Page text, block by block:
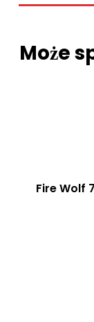
Może
Fire Wolf 7